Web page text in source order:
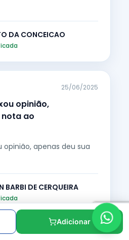
DA CONCEICAO
opinião,
nota ao
25/06/2025
apenas deu sua
BARBI DE CERQUEIRA
Adicionar